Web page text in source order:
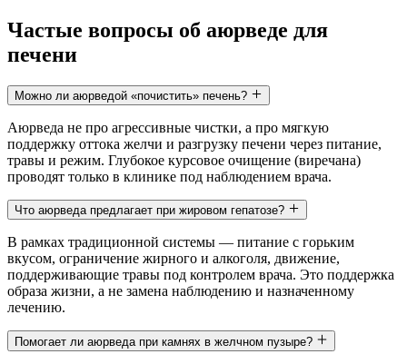
Частые вопросы об аюрведе для
печени
Можно ли аюрведой «почистить» печень?
Аюрведа не про агрессивные чистки, а про мягкую
поддержку оттока желчи и разгрузку печени через питание,
травы и режим. Глубокое курсовое очищение (виречана)
проводят только в клинике под наблюдением врача.
Что аюрведа предлагает при жировом гепатозе?
В рамках традиционной системы — питание с горьким
вкусом, ограничение жирного и алкоголя, движение,
поддерживающие травы под контролем врача. Это поддержка
образа жизни, а не замена наблюдению и назначенному
лечению.
Помогает ли аюрведа при камнях в желчном пузыре?